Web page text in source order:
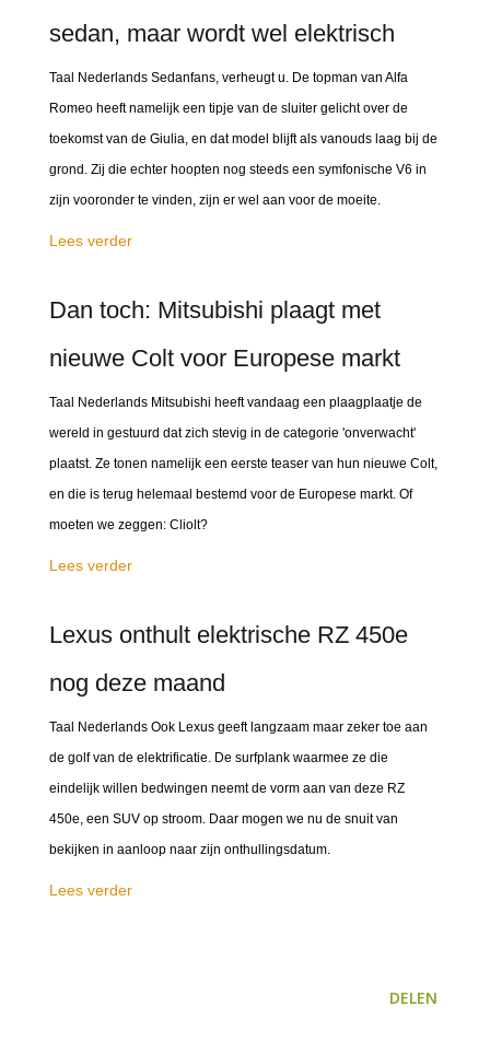
sedan, maar wordt wel elektrisch
Taal Nederlands Sedanfans, verheugt u. De topman van Alfa
Romeo heeft namelijk een tipje van de sluiter gelicht over de
toekomst van de Giulia, en dat model blijft als vanouds laag bij de
grond. Zij die echter hoopten nog steeds een symfonische V6 in
zijn vooronder te vinden, zijn er wel aan voor de moeite.
Lees verder
Dan toch: Mitsubishi plaagt met
nieuwe Colt voor Europese markt
Taal Nederlands Mitsubishi heeft vandaag een plaagplaatje de
wereld in gestuurd dat zich stevig in de categorie 'onverwacht'
plaatst. Ze tonen namelijk een eerste teaser van hun nieuwe Colt,
en die is terug helemaal bestemd voor de Europese markt. Of
moeten we zeggen: Cliolt?
Lees verder
Lexus onthult elektrische RZ 450e
nog deze maand
Taal Nederlands Ook Lexus geeft langzaam maar zeker toe aan
de golf van de elektrificatie. De surfplank waarmee ze die
eindelijk willen bedwingen neemt de vorm aan van deze RZ
450e, een SUV op stroom. Daar mogen we nu de snuit van
bekijken in aanloop naar zijn onthullingsdatum.
Lees verder
DELEN